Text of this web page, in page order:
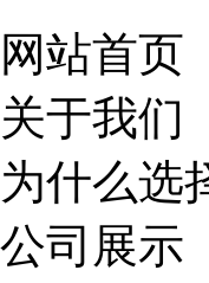
网站首页
关于我们
为什么选
公司展示